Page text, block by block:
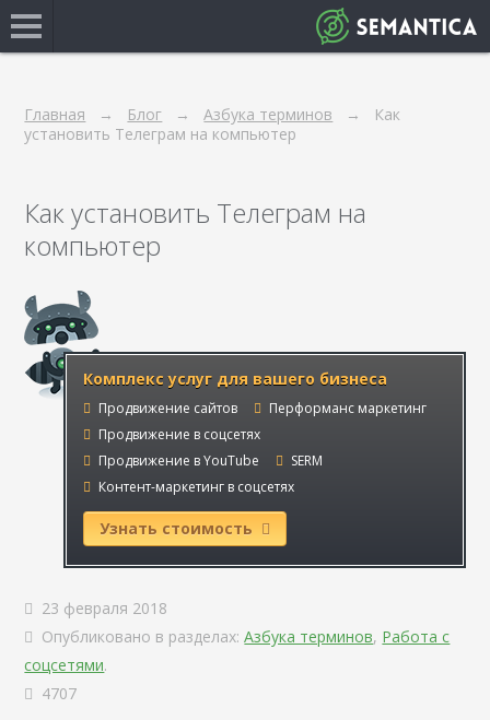
Главная Блог Азбука терминов
Как
установить Телеграм на компьютер
Как установить Телеграм на
компьютер
Комплекс услуг для вашего бизнеса
Продвижение сайтов
Перформанс маркетинг
Продвижение в соцсетях
Продвижение в YouTube
SERM
Контент-маркетинг в соцсетях
Узнать стоимость
23 февраля 2018
Опубликовано в разделах:Азбука терминов, Работа с
соцсетями.
4707